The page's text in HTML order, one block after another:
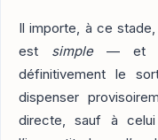
Il importe, à ce
est simple— et
définitivement le
dispenser
directe, sauf à